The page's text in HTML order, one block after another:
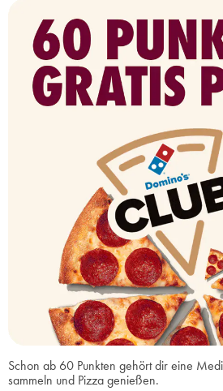
Schon ab 60 Punkten gehört dir eine
sammeln und Pizza genießen.